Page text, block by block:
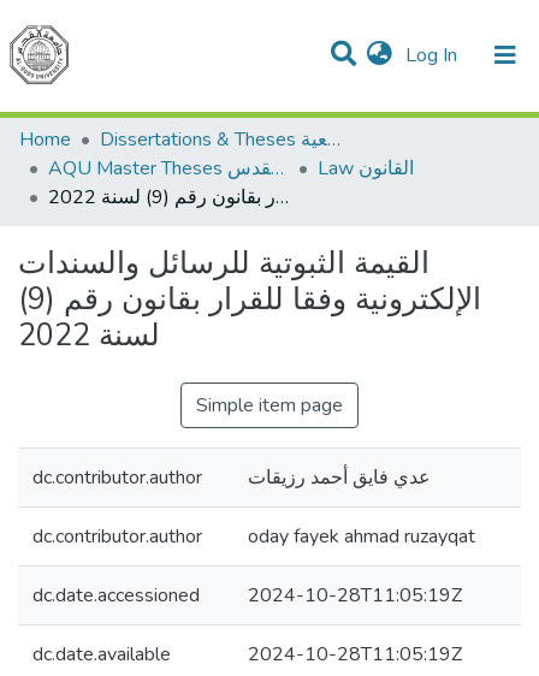
Log In (current)
Communities & Collections
All of DSpace
Home
Dissertations & Theses الرسائل الجامعية
AQU Master Theses الرسائل الجامعية الخاصة بجامعة القدس
Law القانون
القيمة الثبوتية للرسائل والسندات الإلكترونية وفقا للقرار بقانون رقم (9) لسنة 2022
القيمة الثبوتية للرسائل والسندات
الإلكترونية وفقا للقرار بقانون رقم (9)
لسنة 2022
Simple item page
dc.contributor.author عدي فايق أحمد رزيقات
dc.contributor.author oday fayek ahmad ruzayqat
dc.date.accessioned 2024-10-28T11:05:19Z
dc.date.available 2024-10-28T11:05:19Z